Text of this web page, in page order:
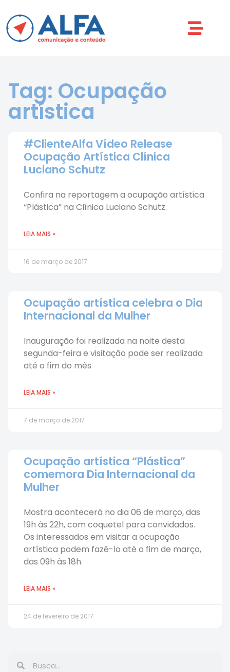
Tag: Ocupação
artística
#ClienteAlfa Vídeo Release
Ocupação Artística Clínica
Luciano Schutz
Confira na reportagem a ocupação artística
“Plástica” na Clínica Luciano Schutz.
LEIA MAIS »
16 de março de 2017
Ocupação artística celebra o Dia
Internacional da Mulher
Inauguração foi realizada na noite desta
segunda-feira e visitação pode ser realizada
até o fim do mês
LEIA MAIS »
7 de março de 2017
Ocupação artística “Plástica”
comemora Dia Internacional da
Mulher
Mostra acontecerá no dia 06 de março, das
19h às 22h, com coquetel para convidados.
Os interessados em visitar a ocupação
artística podem fazê-lo até o fim de março,
das 09h às 18h.
LEIA MAIS »
24 de fevereiro de 2017